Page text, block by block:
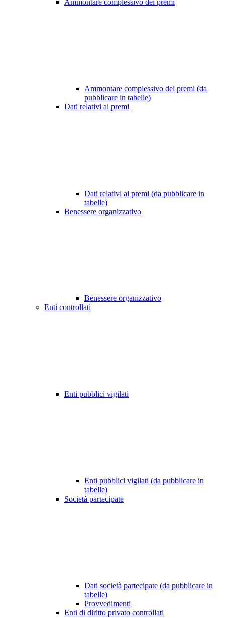
Ammontare complessivo dei premi
Ammontare complessivo dei premi (da
pubblicare in tabelle)
Dati relativi ai premi
Dati relativi ai premi (da pubblicare in
tabelle)
Benessere organizzativo
Benessere organizzativo
Enti controllati
Enti pubblici vigilati
Enti pubblici vigilati (da pubblicare in
tabelle)
Società partecipate
Dati società partecipate (da pubblicare in
tabelle)
Provvedimenti
Enti di diritto privato controllati